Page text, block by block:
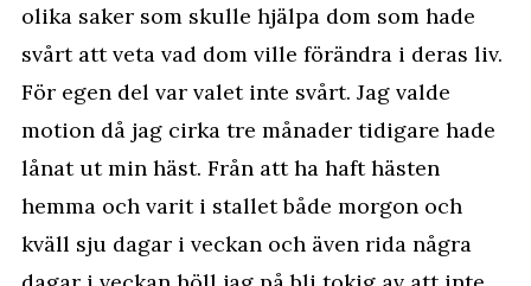
olika saker som skulle hjälpa dom som hade
svårt att veta vad dom ville förändra i deras liv.
För egen del var valet inte svårt. Jag valde
motion då jag cirka tre månader tidigare hade
lånat ut min häst. Från att ha haft hästen
hemma och varit i stallet både morgon och
kväll sju dagar i veckan och även rida några